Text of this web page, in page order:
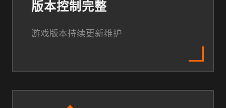
版本控制完整
游戏版本持续更新维护